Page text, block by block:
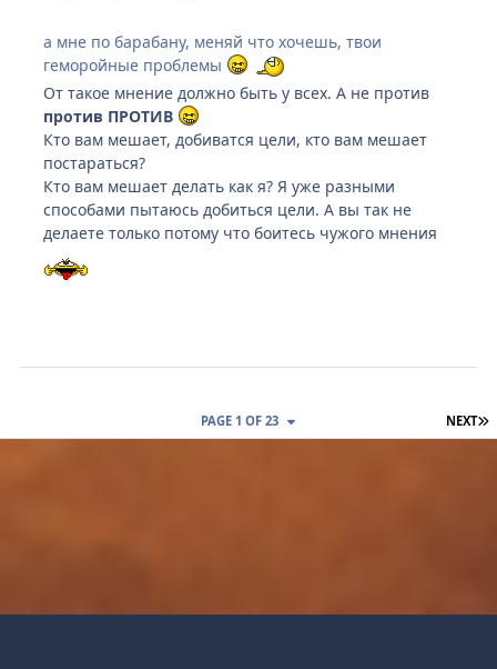
а мне по барабану, меняй что хочешь, твои
геморойные проблемы
От такое мнение должно быть у всех. А не против
против ПРОТИВ
Кто вам мешает, добиватся цели, кто вам мешает
постараться?
Кто вам мешает делать как я? Я уже разными
способами пытаюсь добиться цели. А вы так не
делаете только потому что боитесь чужого мнения
NEXT
PAGE 1 OF 23